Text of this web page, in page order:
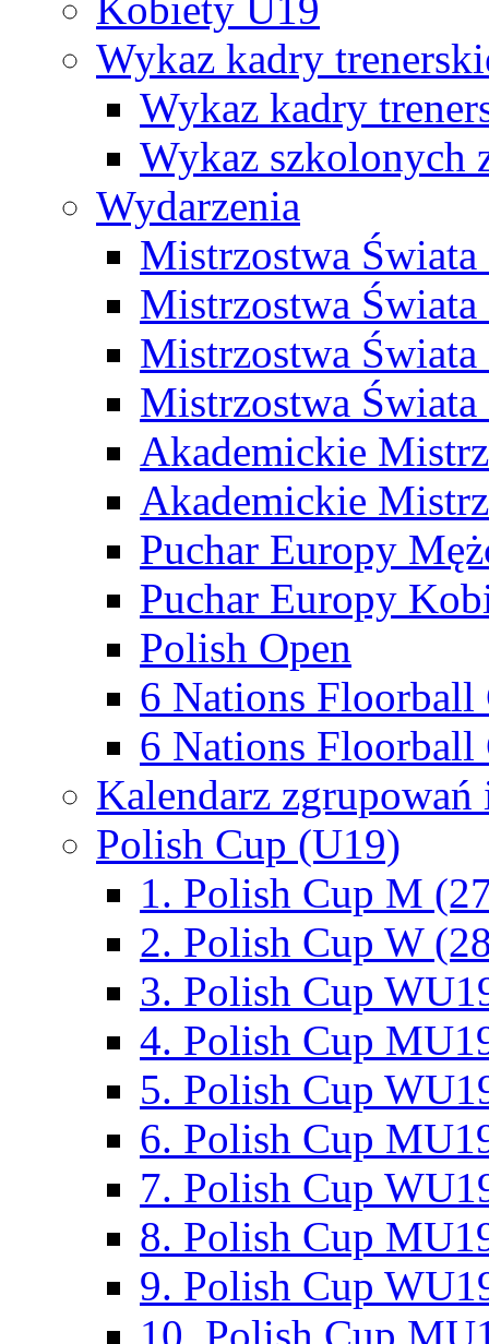
Wykaz kadry
Wykaz kadry
Wykaz szkolonych
Wydarzenia
Mistrzostwa
Mistrzostwa
Mistrzostwa
Mistrzostwa
Akademickie
Akademickie
Puchar Europy
Puchar Europy
Polish Open
6 Nations Floorball
6 Nations Floorball
Kalendarz
Polish Cup (U19)
1. Polish Cup M
2. Polish Cup W
3. Polish Cup
4. Polish Cup
5. Polish Cup
6. Polish Cup
7. Polish Cup
8. Polish Cup
9. Polish Cup
10. Polish Cup